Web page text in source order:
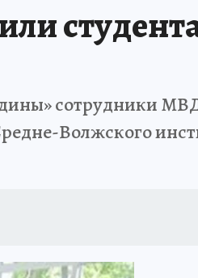
сотрудники
Волжского